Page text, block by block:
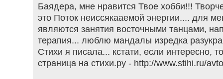
Баядера, мне нравится Твое хобби!!!
это Поток неиссякааемой энергии.... для
являются занятия восточными танцами,
терапия... люблю мандалы изредка
Стихи я писала... кстати, если интересно,
страница на стихи.ру - http://www.stihi.ru/